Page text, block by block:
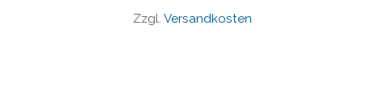
Zzgl. Versandkosten